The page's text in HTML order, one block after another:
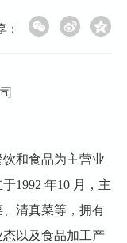
：
和食品为主营业
1992 年10 月，主
清真菜等，拥有
以及食品加工产